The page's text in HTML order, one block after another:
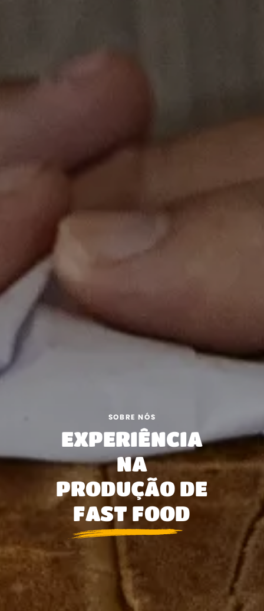
SOBRE NÓS
EXPERIÊNCIA
NA
PRODUÇÃO DE
FAST FOOD